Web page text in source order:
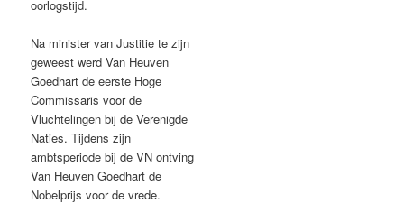
oorlogstijd.
Na minister van Justitie te zijn
geweest werd Van Heuven
Goedhart de eerste Hoge
Commissaris voor de
Vluchtelingen bij de Verenigde
Naties. Tijdens zijn
ambtsperiode bij de VN ontving
Van Heuven Goedhart de
Nobelprijs voor de vrede.